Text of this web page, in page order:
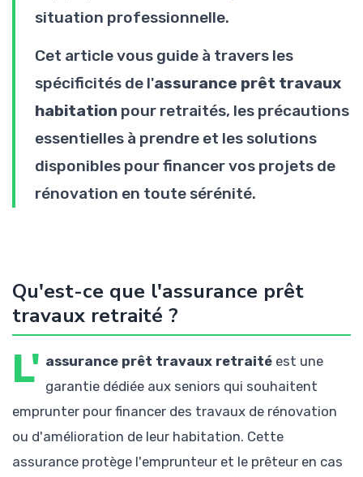
situation professionnelle.
Cet article vous guide à travers les
spécificités de l'assurance prêt travaux
habitation pour retraités, les précautions
essentielles à prendre et les solutions
disponibles pour financer vos projets de
rénovation en toute sérénité.
Qu'est-ce que l'assurance prêt
travaux retraité ?
L' assurance prêt travaux retraité est une
garantie dédiée aux seniors qui souhaitent
emprunter pour financer des travaux de rénovation
ou d'amélioration de leur habitation. Cette
assurance protège l'emprunteur et le prêteur en cas